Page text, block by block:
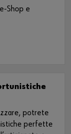
Shop e
potrete
perfette